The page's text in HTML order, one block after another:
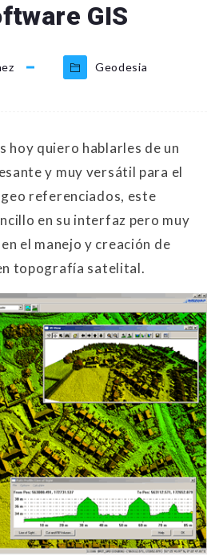
GIS
Geodesia
hoy quiero hablarles de un
y muy versátil para el
referenciados, este
en su interfaz pero muy
el manejo y creación de
topografía satelital.